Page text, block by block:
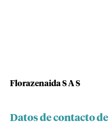
Florazenaida S A S
Datos de contacto